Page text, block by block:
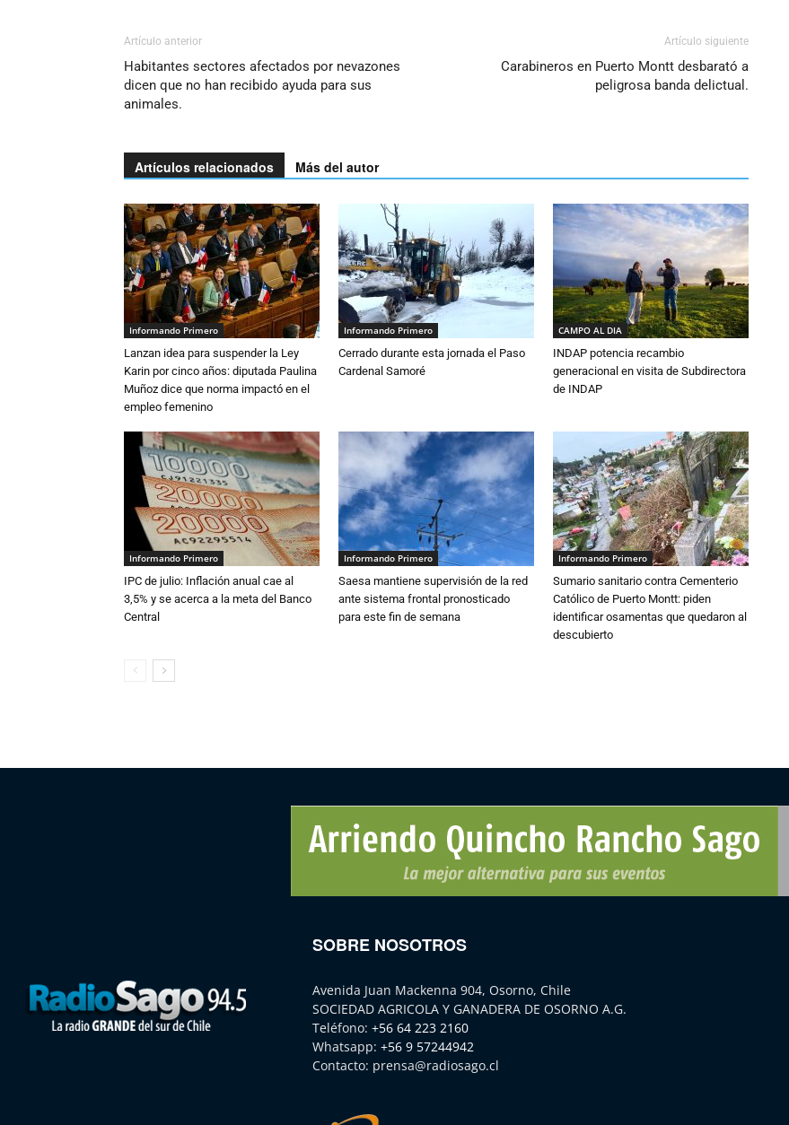
Artículo anterior
Habitantes sectores afectados por nevazones
dicen que no han recibido ayuda para sus
animales.
Artículo siguiente
Carabineros en Puerto Montt desbarató a
peligrosa banda delictual.
Artículos relacionados Más del autor
Informando Primero
Lanzan idea para suspender la Ley
Karin por cinco años: diputada Paulina
Muñoz dice que norma impactó en el
empleo femenino
Informando Primero
Cerrado durante esta jornada el Paso
Cardenal Samoré
CAMPO AL DIA
INDAP potencia recambio
generacional en visita de Subdirectora
de INDAP
Informando Primero
IPC de julio: Inflación anual cae al
3,5% y se acerca a la meta del Banco
Central
Informando Primero
Saesa mantiene supervisión de la red
ante sistema frontal pronosticado
para este fin de semana
Informando Primero
Sumario sanitario contra Cementerio
Católico de Puerto Montt: piden
identificar osamentas que quedaron al
descubierto
SOBRE NOSOTROS
Avenida Juan Mackenna 904, Osorno, Chile
SOCIEDAD AGRICOLA Y GANADERA DE OSORNO A.G.
Teléfono: +56 64 223 2160
Whatsapp: +56 9 57244942
Contacto: prensa@radiosago.cl